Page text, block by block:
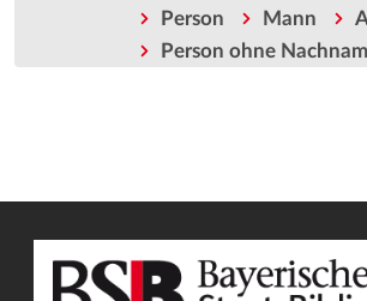
Person Mann
Person ohne